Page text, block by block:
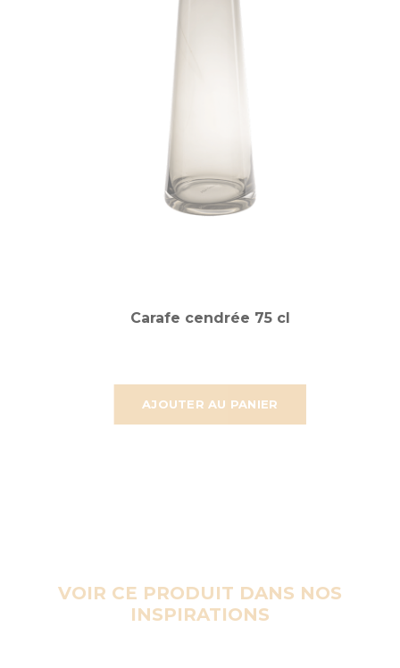
AJOUTER AU PANIER
Carafe cendrée 75 cl
VOIR CE PRODUIT DANS NOS
INSPIRATIONS